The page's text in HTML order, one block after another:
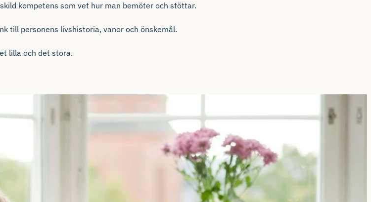
kompetens som vet hur man bemöter och stöttar.
till personens livshistoria, vanor och önskemål.
lilla och det stora.